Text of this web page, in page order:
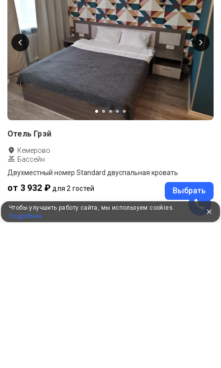
Отель Грэй
Кемерово
Бассейн
Двухместный номер Standard двуспальная кровать
от 3 932 ₽ для 2 гостей Выбрать
Чтобы улучшить работу сайта, мы используем cookies.
Подробнее